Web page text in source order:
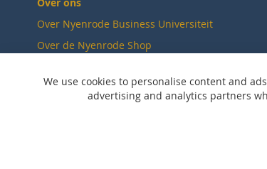
Over Nyenrode Business Universiteit
Over de Nyenrode Shop
Verkooppunten
We use cookies to personalise content and
advertising and analytics partners